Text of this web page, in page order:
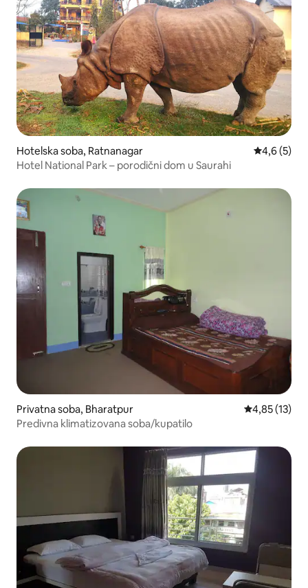
Hotelska soba, Ratnanagar Prosečna
4,6 (5)
Hotel National Park – porodični dom u Saurahi
Privatna soba, Bharatpur Prosečna
4,85 (13)
Predivna klimatizovana soba/kupatilo